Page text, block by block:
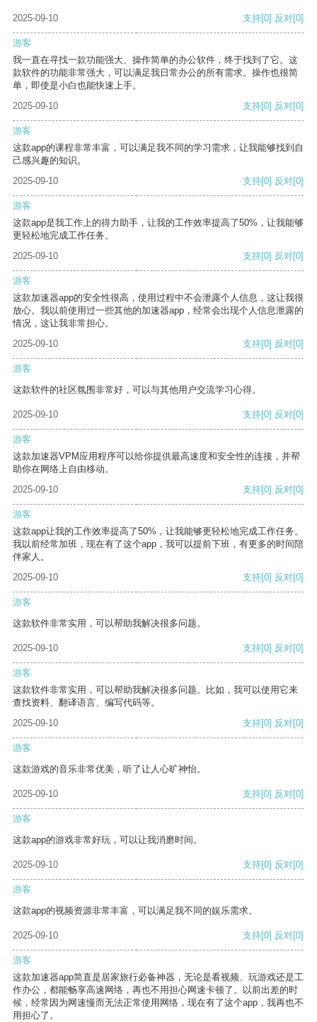
2025-09-10 支持[0] 反对[0]
游客
我一直在寻找一款功能强大、操作简单的办公软件，终于找到了它。这
款软件的功能非常强大，可以满足我日常办公的所有需求。操作也很简
单，即使是小白也能快速上手。
2025-09-10
支持[0] 反对[0]
游客
这款app的课程非常丰富，可以满足我不同的学习需求，让我能够找到自
己感兴趣的知识。
2025-09-10
支持[0] 反对[0]
游客
这款app是我工作上的得力助手，让我的工作效率提高了50%，让我能够
更轻松地完成工作任务。
2025-09-10
支持[0] 反对[0]
游客
这款加速器app的安全性很高，使用过程中不会泄露个人信息，这让我很
放心。我以前使用过一些其他的加速器app，经常会出现个人信息泄露的
情况，这让我非常担心。
2025-09-10
支持[0] 反对[0]
游客
这款软件的社区氛围非常好，可以与其他用户交流学习心得。
2025-09-10 支持[0] 反对[0]
游客
这款加速器VPM应用程序可以给你提供最高速度和安全性的连接，并帮
助你在网络上自由移动。
2025-09-10
支持[0] 反对[0]
游客
这款app让我的工作效率提高了50%，让我能够更轻松地完成工作任务。
我以前经常加班，现在有了这个app，我可以提前下班，有更多的时间陪
伴家人。
2025-09-10
支持[0] 反对[0]
游客
这款软件非常实用，可以帮助我解决很多问题。
2025-09-10 支持[0] 反对[0]
游客
这款软件非常实用，可以帮助我解决很多问题。比如，我可以使用它来
查找资料、翻译语言、编写代码等。
2025-09-10
支持[0] 反对[0]
游客
这款游戏的音乐非常优美，听了让人心旷神怡。
2025-09-10 支持[0] 反对[0]
游客
这款app的游戏非常好玩，可以让我消磨时间。
2025-09-10 支持[0] 反对[0]
游客
这款app的视频资源非常丰富，可以满足我不同的娱乐需求。
2025-09-10 支持[0] 反对[0]
游客
这款加速器app简直是居家旅行必备神器，无论是看视频、玩游戏还是工
作办公，都能畅享高速网络，再也不用担心网速卡顿了。以前出差的时
候，经常因为网速慢而无法正常使用网络，现在有了这个app，我再也不
用担心了。